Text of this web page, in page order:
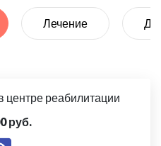
Лечение
центре реабилитации
руб.